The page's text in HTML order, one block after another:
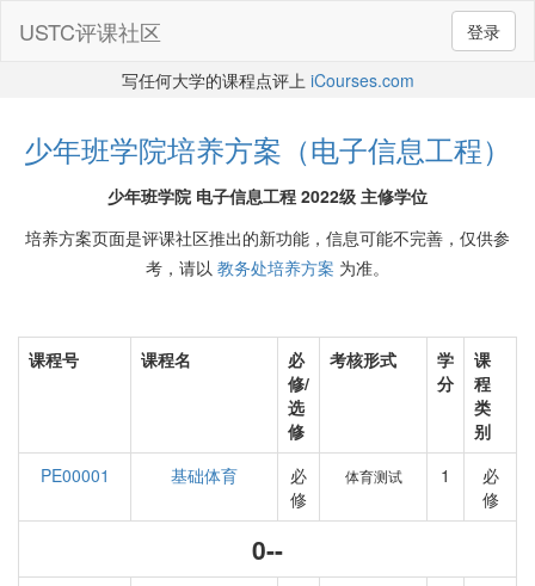
登录
USTC评课社区
写任何大学的课程点评上 iCourses.com
少年班学院培养方案（电子信息工程）
少年班学院 电子信息工程 2022级 主修学位
培养方案页面是评课社区推出的新功能，信息可能不完善，仅供参
考，请以 教务处培养方案 为准。
课程号 课程名
必
修/
选
修
考核形式
学
分
课
程
类
别
PE00001
基础体育
必
修
体育测试 1
必
修
0--